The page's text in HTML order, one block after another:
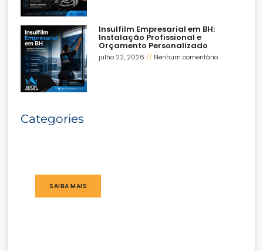
Insulfilm Empresarial em BH:
Instalação Profissional e
Orçamento Personalizado
julho 22, 2026 Nenhum comentário
Categories
SAIBA MAIS